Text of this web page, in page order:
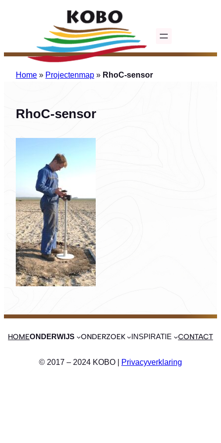
Home » Projectenmap » RhoC-sensor
RhoC-sensor
HOMEONDERWIJS ONDERZOEK INSPIRATIE CONTACT
© 2017 – 2024 KOBO | Privacyverklaring